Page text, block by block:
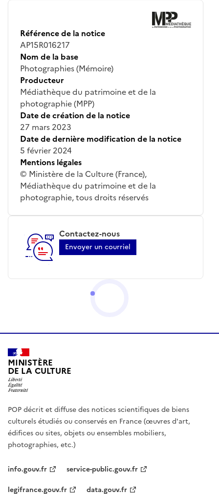
Référence de la notice
AP15R016217
Nom de la base
Photographies (Mémoire)
Producteur
Médiathèque du patrimoine et de la
photographie (MPP)
Date de création de la notice
27 mars 2023
Date de dernière modification de la notice
5 février 2024
Mentions légales
© Ministère de la Culture (France),
Médiathèque du patrimoine et de la
photographie, tous droits réservés
Contactez-nous
Envoyer un courriel
MINISTÈRE
DE LA CULTURE
POP décrit et diffuse des notices scientifiques de biens
culturels étudiés ou conservés en France (œuvres d'art,
édifices ou sites, objets ou ensembles mobiliers,
photographies, etc.)
info.gouv.fr
service-public.gouv.fr
legifrance.gouv.fr
data.gouv.fr